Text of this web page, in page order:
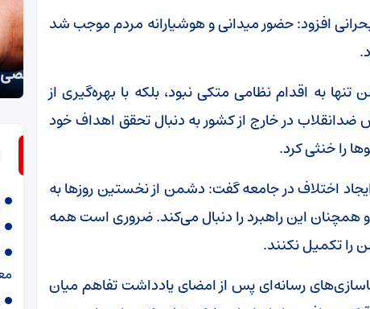
افزود: حضور میدانی و هوشیارانه مردم موجب شد
به اقدام نظامی متکی نبود، بلکه با بهره‌گیری از
ضدانقلاب در خارج از کشور به دنبال تحقق اهداف خود
را خنثی کرد.
اختلاف در جامعه گفت: دشمن از نخستین روز‌ها به
و همچنان این راهبرد را دنبال می‌کند. ضروری است همه
را تکمیل نکنند.
رسانه‌ای پس از امضای یادداشت تفاهم میان